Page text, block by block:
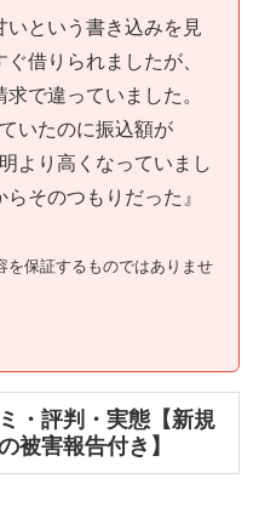
いという書き込みを見
借りられましたが、
で違っていました。
いたのに振込額が
より高くなっていまし
そのつもりだった』
保証するものではありませ
・評判・実態【新規
被害報告付き】